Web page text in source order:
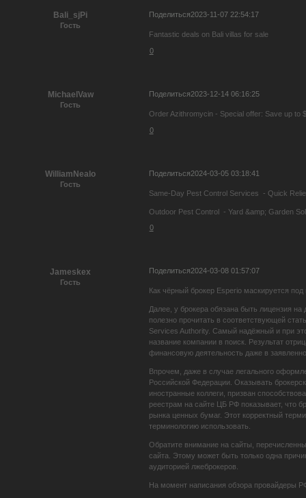
Поделиться2023-11-07 22:54:17
Bali_sjPi
Гость
Fantastic deals on Bali villas for sale
0
Поделиться2023-12-14 06:16:25
MichaelVaw
Гость
Order Azithromycin - Special offer: Save up to
0
Поделиться2024-03-05 03:18:41
WilliamNealo
Гость
Same-Day Pest Control Services - Quick
Outdoor Pest Control - Yard &amp; Garden
0
Поделиться2024-03-08 01:57:07
Jameskex
Гость
Как чёрный брокер Esperio маскируется под
Далее, у брокера обязана быть лицензия
полезно прочитать в соответствующей
Services Authority. Самый надёжный и при
название компании в поиск. Результат
финансовую деятельность даже в
Впрочем, даже в случае легального
Российской Федерации. Оказывать
иностранные коллеги, призван
реестрам на сайте ЦБ РФ показывает, что
рынка ценных бумаг. Этот корректный
терминологию использовать.
Обратите внимание на сайты,
сайта. Этому может быть только одна
аудиторией лжеброкеров.
На момент написания обзора провайдеры